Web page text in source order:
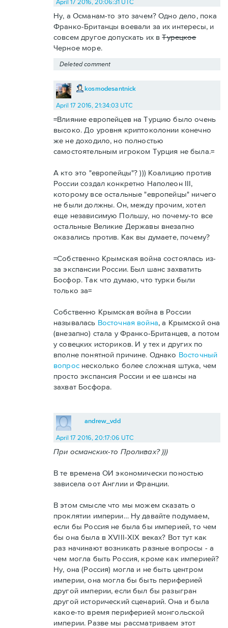
April 17 2016, 20:06:31 UTC
Ну, а Османам-то это зачем? Одно дело, пока
Франко-Британцы воевали за их интересы, и
совсем другое допускать их вТурецкое
Черное море.
Deleted comment
kosmodesantnick
April 17 2016, 21:34:03 UTC
=Влияние европейцев на Турцию было очень
высоко. До уровня криптоколонии конечно
же не доходило, но полностью
самостоятельным игроком Турция не была.=
А кто это "европейцы"? ))) Коалицию против
России создал конкретно Наполеон III,
которому все остальные "европейцы" ничего
не были должны. Он, между прочим, хотел
еще независимую Польшу, но почему-то все
остальные Великие Державы внезапно
оказались против. Как вы думаете, почему?
=Собственно Крымская война состоялась из-
за экспансии России. Был шанс захватить
Босфор. Так что думаю, что турки были
только за=
Собственно Крымская война в России
называлась Восточная война, а Крымской она
(внезапно) стала у Франко-Британцев, а потом
у совецких историков. И у тех и других по
вполне понятной причине. Однако Восточный
вопроснесколько более сложная штука, чем
просто экспансия России и ее шансы на
захват Босфора.
andrew_vdd
April 17 2016, 20:17:06 UTC
При османских-то Проливах? )))
В те времена ОИ экономически поностью
зависела оот Англии и Франции.
В этом смысле что мы можем сказать о
проклятии империи… Ну давайте подумаем,
если бы Россия не была бы империей, то чем
бы она была в XVIII-XIX веках? Вот тут как
раз начинают возникать разные вопросы - а
чем могла быть Россия, кроме как империей?
Ну, она (Россия) могла и не быть центром
империи, она могла бы быть периферией
другой империи, если был бы разыгран
другой исторический сценарий. Она и была
какое-то время периферией монгольской
империи. Разве мы рассматриваем этот